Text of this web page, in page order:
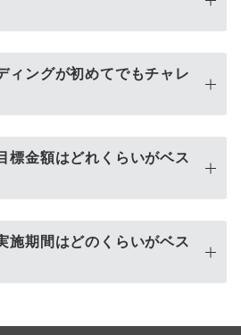
ィングが初めてでもチャレ
標金額はどれくらいがベス
施期間はどのくらいがベス